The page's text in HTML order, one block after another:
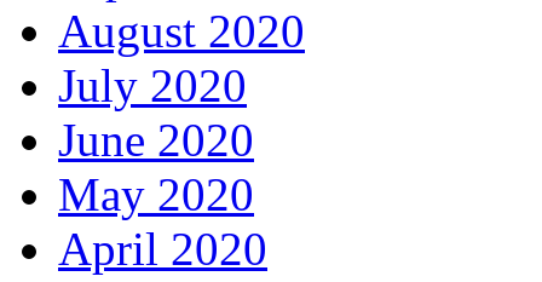
August 2020
July 2020
June 2020
May 2020
April 2020